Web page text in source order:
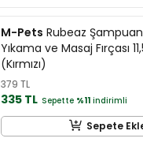
M-Pets Rubeaz
Yıkama ve Masaj Fırçası
(Kırmızı)
379 TL
335 TL Sepette %11 indirimli
Sepete